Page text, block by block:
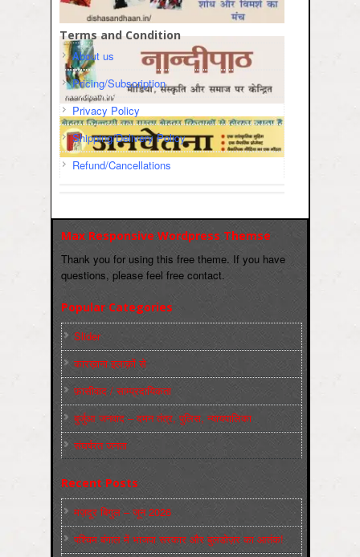
Terms and Condition
About us
Pricing/Subscription
Privacy Policy
Shipping/Delivery Policy
Refund/Cancellations
Max Responsive Wordpress Themse
Thank you for using this free theme. If you have
questions, please feel free contact.
Popular Categories
Slider
कारख़ाना इलाक़ों से
फ़ासीवाद / साम्‍प्रदायिकता
बुर्जुआ जनवाद – दमन तंत्र, पुलिस, न्‍यायपालिका
संघर्षरत जनता
Recent Posts
मज़दूर बिगुल – जून 2026
पश्चिम बंगाल में भाजपा सरकार और बुलडोज़र का आतंक!